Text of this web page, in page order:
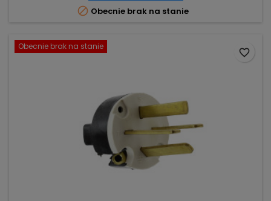
 Obecnie brak na stanie
Obecnie brak na stanie
favorite_border